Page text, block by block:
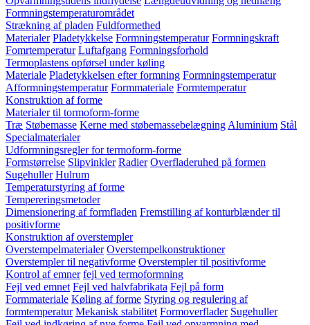
Formningstemperaturområdet
Strækning af pladen Fuldformethed
Materialer Pladetykkelse Formningstemperatur Formningskraft
Fomrtemperatur Luftafgang Formningsforhold
Termoplastens opførsel under køling
Materiale Pladetykkelsen efter formning Formningstemperatur
Afformningstemperatur Formmateriale Formtemperatur
Konstruktion af forme
Materialer til tormoform-forme
Træ Støbemasse Kerne med støbemassebelægning Aluminium Stål
Specialmaterialer
Udformningsregler for termoform-forme
Formstørrelse Slipvinkler Radier Overfladeruhed på formen
Sugehuller Hulrum
Temperaturstyring af forme
Tempereringsmetoder
Dimensionering af formfladen Fremstilling af konturblænder til
positivforme
Konstruktion af overstempler
Overstempelmaterialer Overstempelkonstruktioner
Overstempler til negativforme Overstempler til positivforme
Kontrol af emner fejl ved termoformning
Fejl ved emnet Fejl ved halvfabrikata Fejl på form
Formmateriale Køling af forme Styring og regulering af
formtemperatur Mekanisk stabilitet Formoverflader Sugehuller